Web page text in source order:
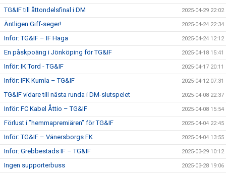
TG&IF till åttondelsfinal i DM 2025-04-29 22:02
Äntligen Giff-seger! 2025-04-24 22:34
Inför: TG&IF – IF Haga 2025-04-24 12:12
En påskpoäng i Jönköping för TG&IF 2025-04-18 15:41
Inför: IK Tord - TG&IF 2025-04-17 20:11
Inför: IFK Kumla – TG&IF 2025-04-12 07:31
TG&IF vidare till nästa runda i DM-slutspelet 2025-04-08 22:37
Inför: FC Kabel Åttio – TG&IF 2025-04-08 15:54
Förlust i ”hemmapremiären” för TG&IF 2025-04-04 22:45
Inför: TG&IF – Vänersborgs FK 2025-04-04 13:55
Inför: Grebbestads IF – TG&IF 2025-03-29 10:12
Ingen supporterbuss 2025-03-28 19:06